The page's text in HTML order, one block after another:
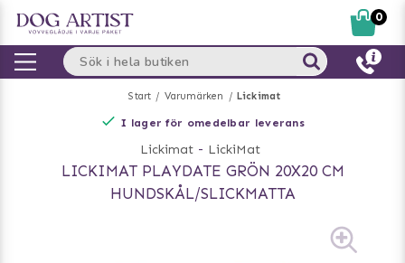
Start Varumärken Lickimat
I lager för omedelbar leverans
Lickimat - LickiMat
LICKIMAT PLAYDATE GRÖN 20X20 CM
HUNDSKÅL/SLICKMATTA
0